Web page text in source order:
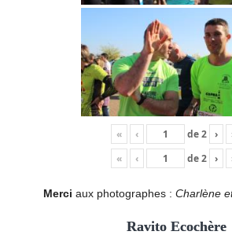
« ‹ de2 ›
«
‹ de2 ›
Merci aux photographes : Charlène
Ravito Ecochère